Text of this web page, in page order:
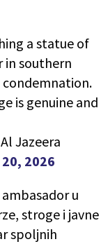
a statue of
in southern
condemnation.
is genuine and
Jazeera
2026
u
stroge i javne
spoljnih